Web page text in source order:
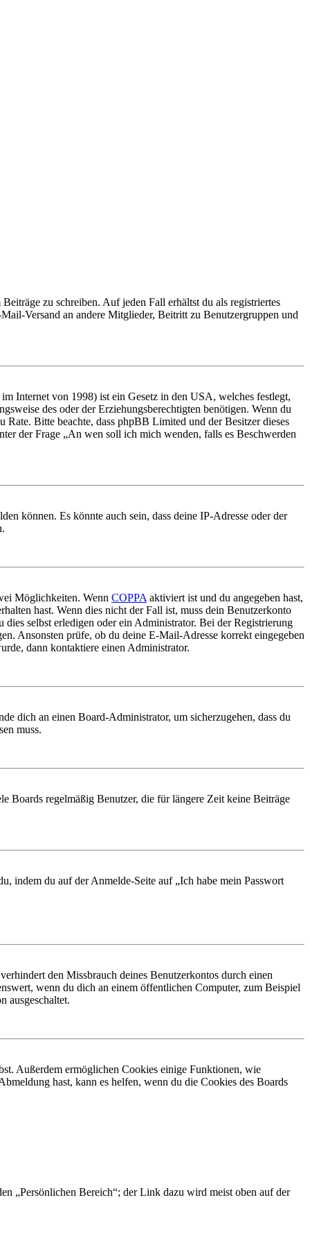
zu schreiben. Auf jeden Fall erhältst du als registriertes
Versand an andere Mitglieder, Beitritt zu Benutzergruppen und
Internet von 1998) ist ein Gesetz in den USA, welches festlegt,
des oder der Erziehungsberechtigten benötigen. Wenn du
Bitte beachte, dass phpBB Limited und der Besitzer dieses
der Frage „An wen soll ich mich wenden, falls es Beschwerden
können. Es könnte auch sein, dass deine IP-Adresse oder der
Möglichkeiten. Wenn COPPA aktiviert ist und du angegeben hast,
hast. Wenn dies nicht der Fall ist, muss dein Benutzerkonto
selbst erledigen oder ein Administrator. Bei der Registrierung
Ansonsten prüfe, ob du deine E-Mail-Adresse korrekt eingegeben
dann kontaktiere einen Administrator.
dich an einen Board-Administrator, um sicherzugehen, dass du
muss.
Boards regelmäßig Benutzer, die für längere Zeit keine Beiträge
indem du auf der Anmelde-Seite auf „Ich habe mein Passwort
den Missbrauch deines Benutzerkontos durch einen
wenn du dich an einem öffentlichen Computer, zum Beispiel
ausgeschaltet.
Außerdem ermöglichen Cookies einige Funktionen, wie
hast, kann es helfen, wenn du die Cookies des Boards
„Persönlichen Bereich“; der Link dazu wird meist oben auf der